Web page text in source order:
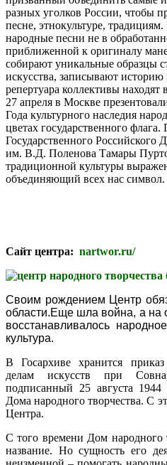
разных уголков России, чтобы
песне, этнокультуре,
народные песни не в
приближенной к оригиналу
собирают уникальные образцы
искусства, записывают
репертуара коллективы
27 апреля в Москве
Года культурного наследия
цветах государственного
Государственного Российского
им. В.Д. Поленова Тамары
традиционной культуры
объединяющий всех нас символ.
Сайт центра: nartwor.ru/
Своим рождением Центр
области.Еще шла война, а на
восстанавливалось
культура.
В Госархиве хранится
делам искусств при
подписанный 25 августа
Дома народного творчества. С
Центра.
С того времени Дом народного
название. Но сущность его